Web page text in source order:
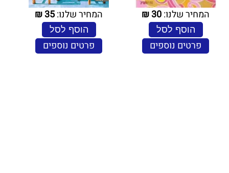
המחיר שלנו:30
₪
הוסף לסל
פרטים נוספים
המחיר שלנו:35
₪
הוסף לסל
פרטים נוספים